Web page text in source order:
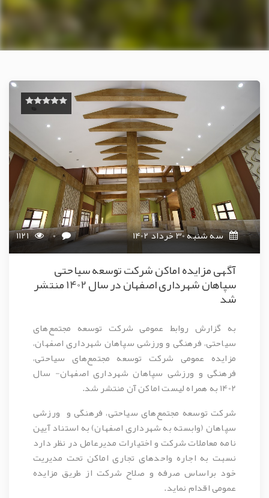
سه شنبه 30 خرداد 1402 1121 0
آگهی مزایده اماکن شرکت توسعه سیاحتی
سپاهان شهرداری اصفهان در سال 1402 منتشر
شد
به گزارش روابط عمومی شرکت توسعه مجتمع‌های
سیاحتی، فرهنگی و ورزشی سپاهان شهرداری اصفهان،
مزایده عمومی شرکت توسعه مجتمع‌های سیاحتی،
فرهنگی و ورزشی سپاهان شهرداری اصفهان- سال
1402 به همراه لیست اماکن آن منتشر شد.
شرکت توسعه مجتمع‌های سیاحتی، فرهنگی و ورزشی
سپاهان (وابسته به شهرداری اصفهان) به استناد آیین
نامه معاملات شرکت و اختیارات مدیرعامل در نظر دارد
نسبت به اجاره واحدهای تجاری اماکن تحت مدیریت
خود براساس صرفه و صلاح شرکت از طریق مزایده
عمومی اقدام نماید.